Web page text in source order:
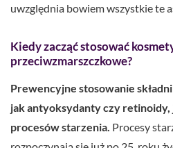
uwzględnia bowiem wszystkie te
Kiedy zacząć stosować
przeciwzmarszczkowe?
Prewencyjne stosowanie
jak antyoksydanty czy retinoidy,
procesów starzenia. Procesy